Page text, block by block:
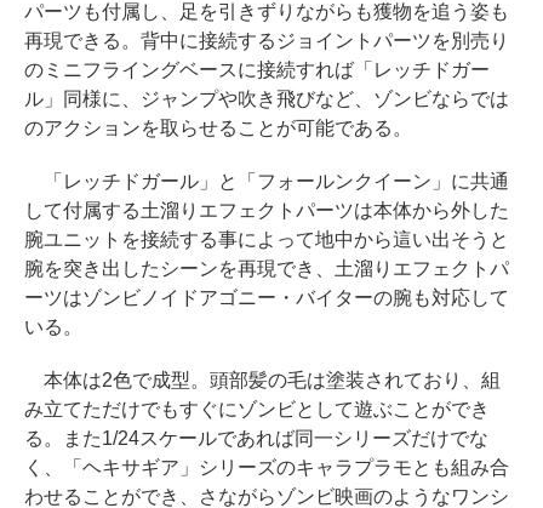
パーツも付属し、足を引きずりながらも獲物を追う姿も
再現できる。背中に接続するジョイントパーツを別売り
のミニフライングベースに接続すれば「レッチドガー
ル」同様に、ジャンプや吹き飛びなど、ゾンビならでは
のアクションを取らせることが可能である。
「レッチドガール」と「フォールンクイーン」に共通
して付属する土溜りエフェクトパーツは本体から外した
腕ユニットを接続する事によって地中から這い出そうと
腕を突き出したシーンを再現でき、土溜りエフェクトパ
ーツはゾンビノイドアゴニー・バイターの腕も対応して
いる。
本体は2色で成型。頭部髪の毛は塗装されており、組
み立てただけでもすぐにゾンビとして遊ぶことができ
る。また1/24スケールであれば同一シリーズだけでな
く、「ヘキサギア」シリーズのキャラプラモとも組み合
わせることができ、さながらゾンビ映画のようなワンシ